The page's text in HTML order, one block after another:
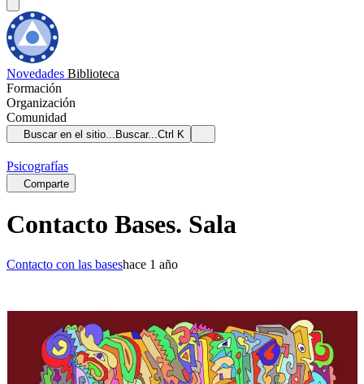
Novedades Biblioteca
Formación
Organización
Comunidad
Buscar en el sitio... Buscar...Ctrl K
Psicografías
Comparte
Contacto Bases. Sala
Contacto con las baseshace 1 año